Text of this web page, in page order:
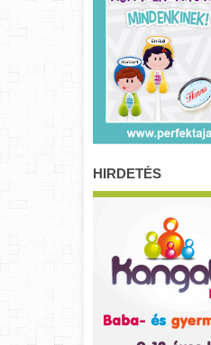
HIRDETÉS